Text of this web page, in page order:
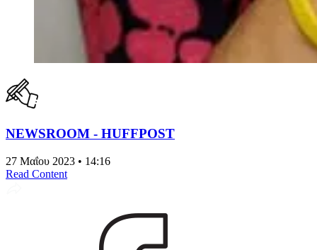
NEWSROOM - HUFFPOST
27 Μαΐου 2023 • 14:16
Read Content